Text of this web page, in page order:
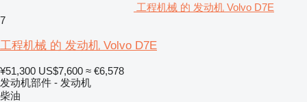
工程机械 的 发动机 Volvo D7E
7
工程机械 的 发动机 Volvo D7E
¥51,300 US$7,600 ≈ €6,578
发动机部件 - 发动机
柴油